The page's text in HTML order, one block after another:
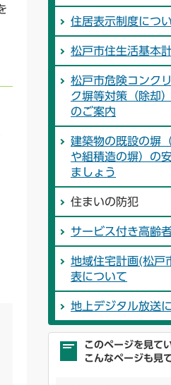
住居表示制度につ
松戸市住生活基本
松戸市危険コンク
ク塀等対策（除却
のご案内
建築物の既設の塀
や組積造の塀）の
ましょう
住まいの防犯
サービス付き高齢
地域住宅計画(松戸
表について
地上デジタル放送
このページを見て
こんなページも見